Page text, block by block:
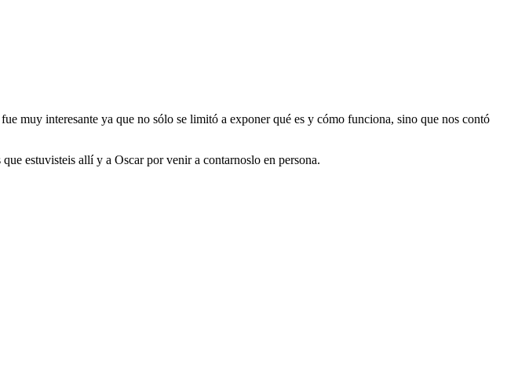
muy interesante ya que no sólo se limitó a exponer qué es y cómo funciona, sino que nos contó
estuvisteis allí y a Oscar por venir a contarnoslo en persona.